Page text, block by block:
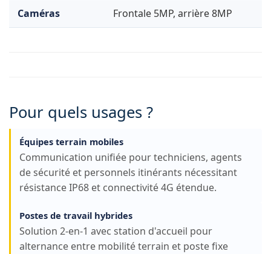
Caméras Frontale 5MP, arrière 8MP
Pour quels usages ?
Équipes terrain mobiles
Communication unifiée pour techniciens, agents
de sécurité et personnels itinérants nécessitant
résistance IP68 et connectivité 4G étendue.
Postes de travail hybrides
Solution 2-en-1 avec station d'accueil pour
alternance entre mobilité terrain et poste fixe